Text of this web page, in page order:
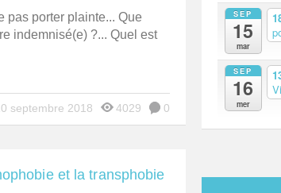
pas porter plainte... Que
indemnisé(e) ?... Quel est
0
4029
septembre 2018
et la transphobie
SEP
15
mar
SEP
16
mer